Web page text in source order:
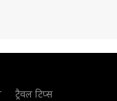
ट्रैवल टिप्स